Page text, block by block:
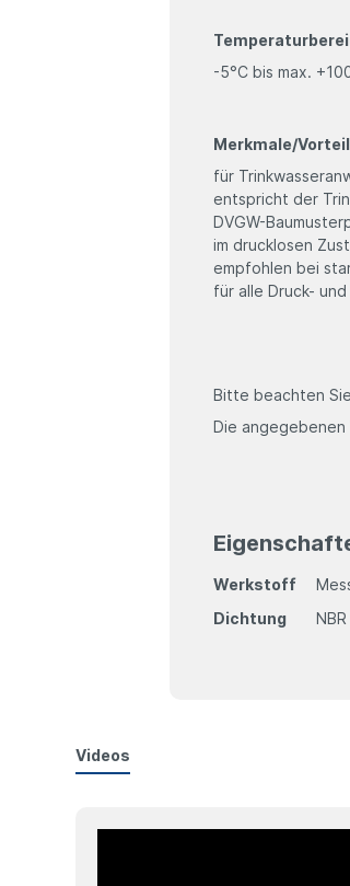
-5°C bis max.
Merkmale/
für
entspricht der
DVGW-
im drucklosen
empfohlen bei
für alle Druck-
Bitte beachten
Die angegebenen
Werkstoff
Dichtung
Videos